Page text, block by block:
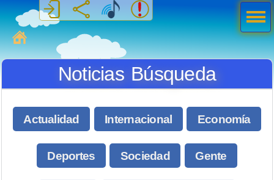
MiSabueso
Noticias Búsqueda
Actualidad Internacional Economía
Deportes Sociedad Gente
Men
ú